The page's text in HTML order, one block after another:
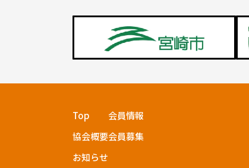
Top
協会概要
お知らせ
会員情報
会員募集